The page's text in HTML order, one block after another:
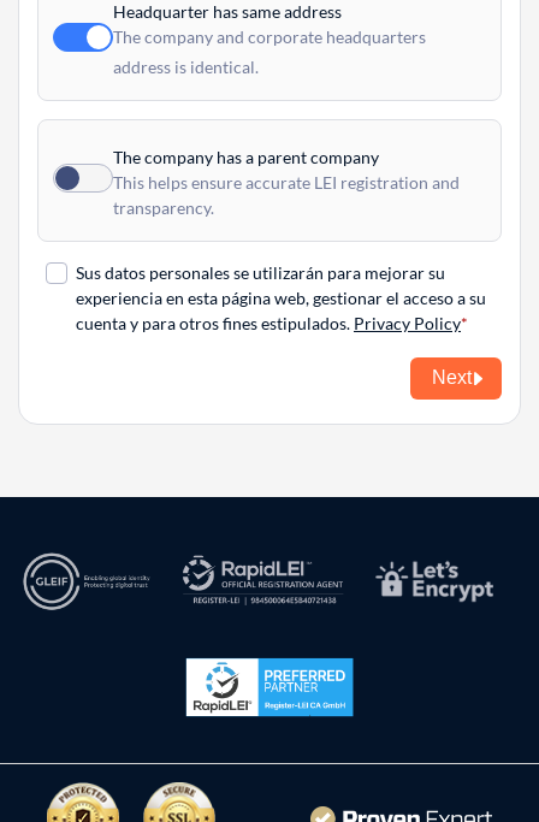
Headquarter has same address
The company and corporate headquarters
address is identical.
The company has a parent company
This helps ensure accurate LEI registration and
transparency.
Sus datos personales se utilizarán para mejorar su
experiencia en esta página web, gestionar el acceso a su
cuenta y para otros fines estipulados. Privacy Policy
Next